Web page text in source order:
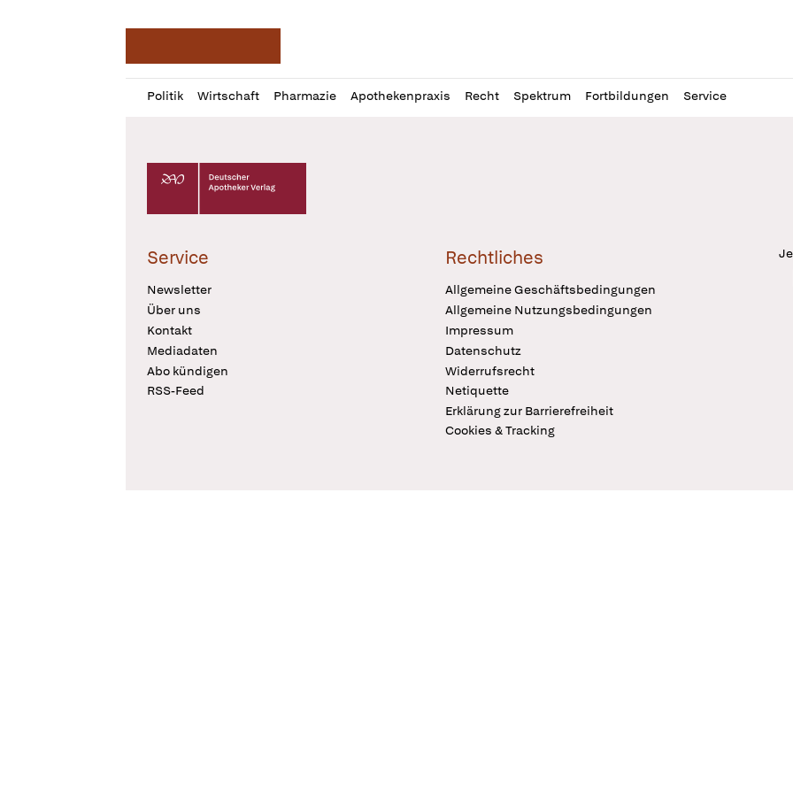
Politik Wirtschaft Pharmazie Apothekenpraxis Recht Spektrum Fortbildungen Service
Profil
öffnen
Daz
Pur
Deutscher Apotheker Verlag Logo
Service
Newsletter
Über uns
Kontakt
Mediadaten
Abo kündigen
RSS-Feed
Rechtliches
Allgemeine Geschäftsbedingungen
Allgemeine Nutzungsbedingungen
Impressum
Datenschutz
Widerrufsrecht
Netiquette
Erklärung zur Barrierefreiheit
Cookies & Tracking